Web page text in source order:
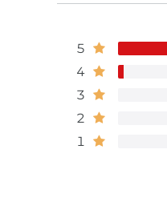
5
4
3
2
1